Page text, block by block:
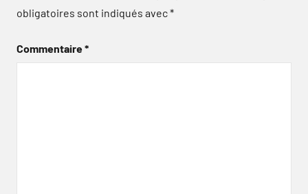
obligatoires sont indiqués avec*
Commentaire*